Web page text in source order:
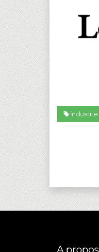
industrie
A propos